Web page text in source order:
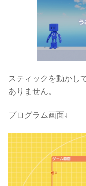
スティックを動かし
ありません。
プログラム画面↓